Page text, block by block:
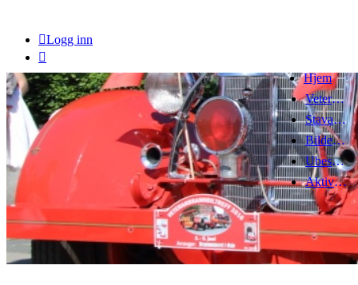
Logg inn
Hjem
Veteranbrannbiltreff 2008
Stavanger Brannbilklubb
Bildegalleri
Ubesvarte innlegg
Aktive emner